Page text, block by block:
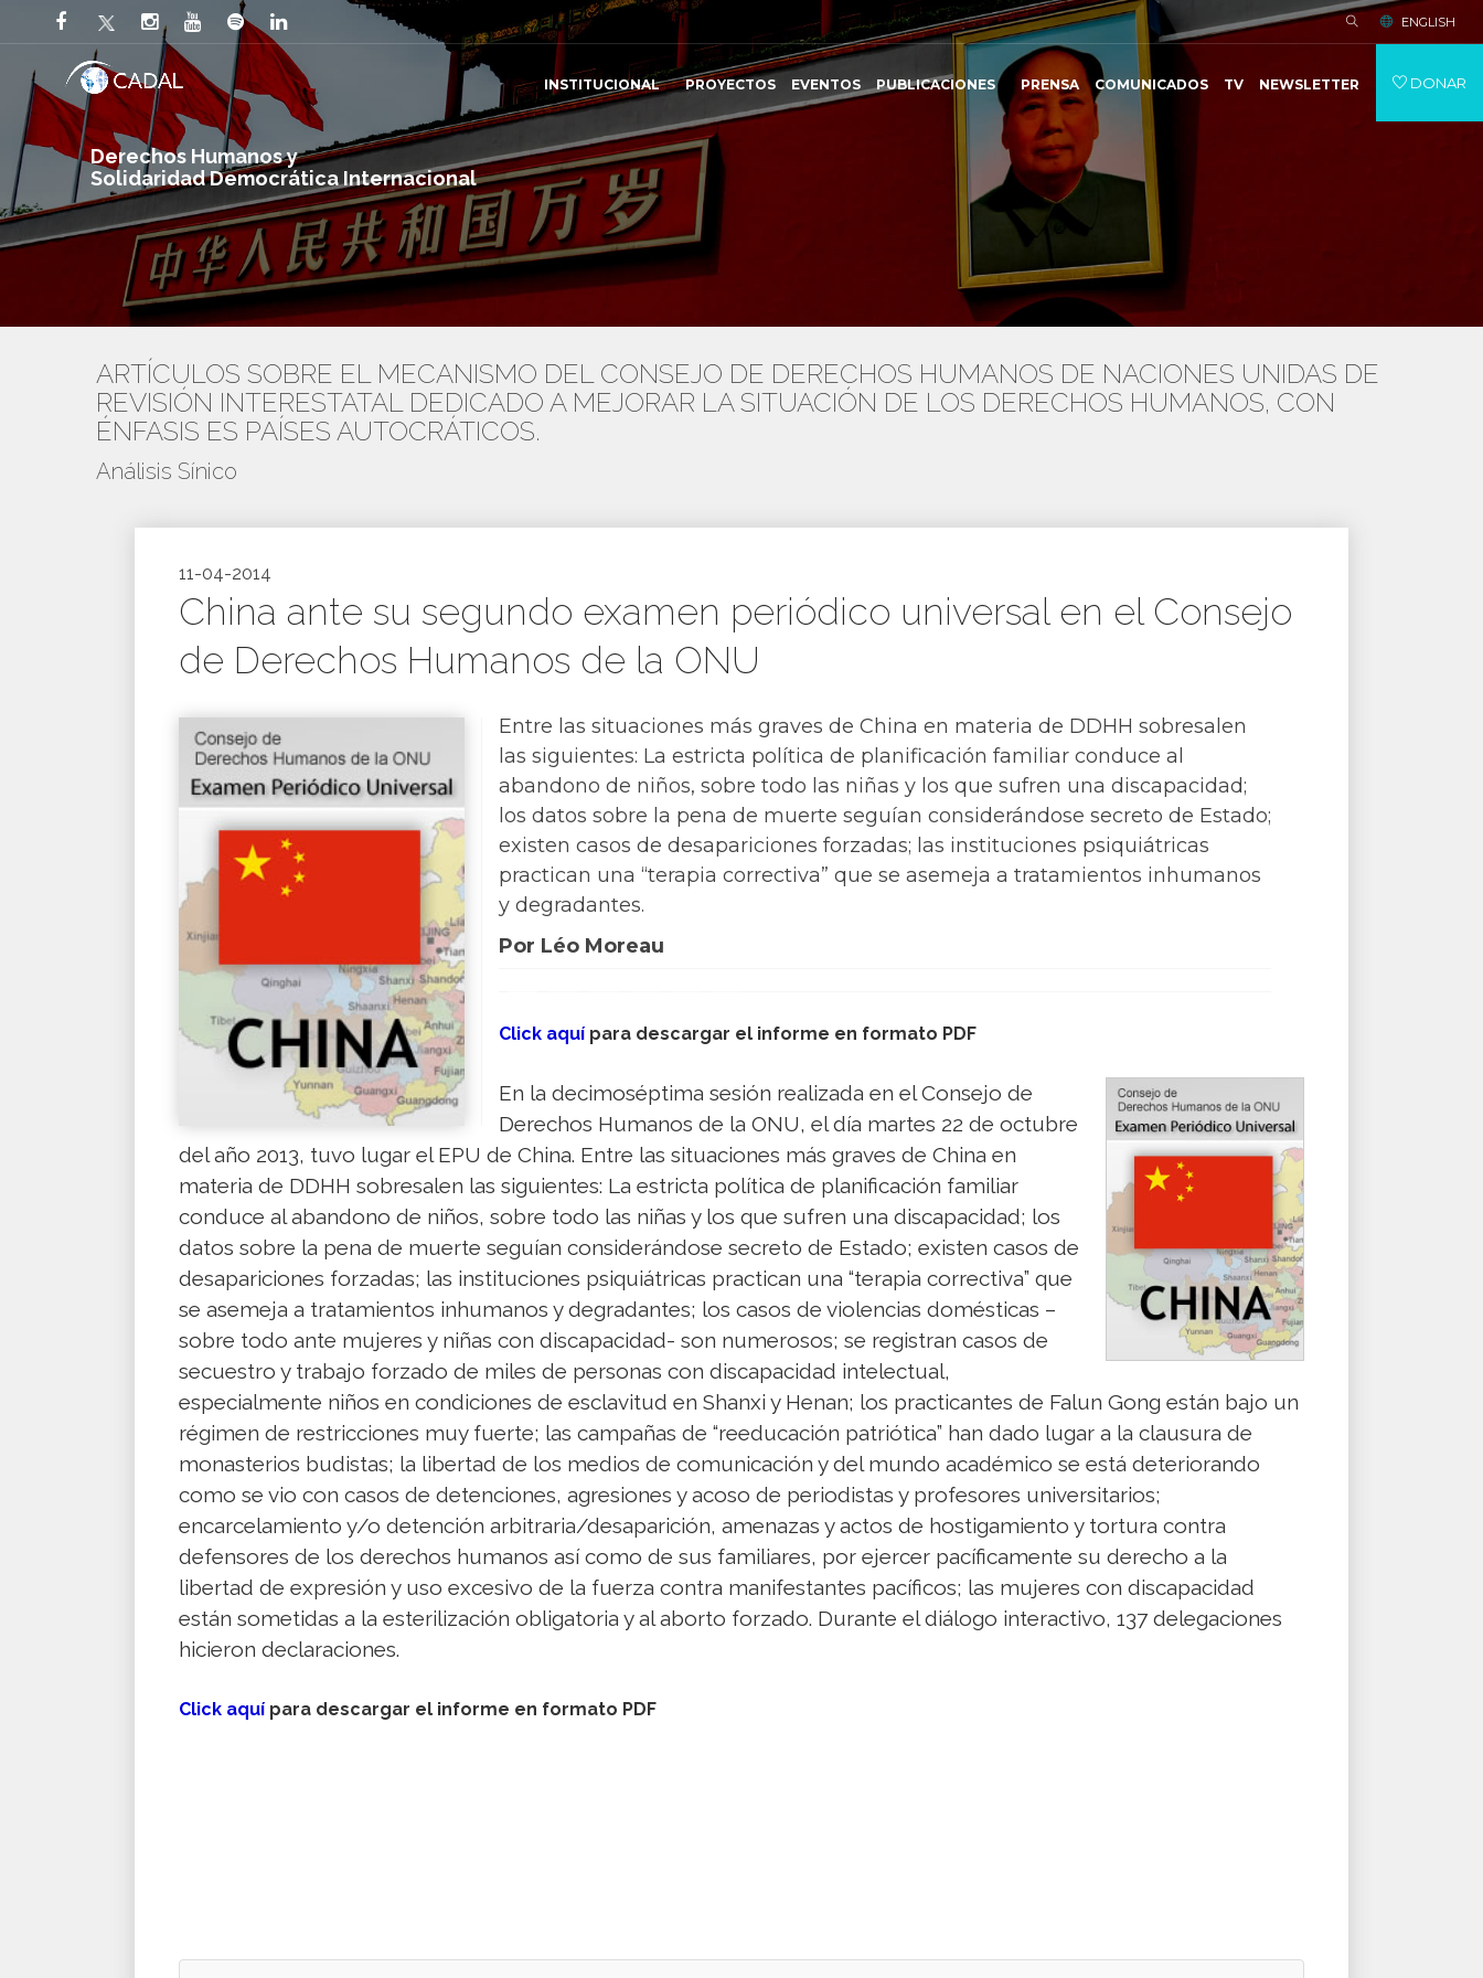
Derechos Humanos y
Solidaridad Democrática Internacional
ENGLISH
INSTITUCIONAL PROYECTOS EVENTOS PUBLICACIONES PRENSA COMUNICADOS TV NEWSLETTER DONAR
ARTÍCULOS SOBRE EL MECANISMO DEL CONSEJO DE DERECHOS HUMANOS DE NACIONES UNIDAS DE
REVISIÓN INTERESTATAL DEDICADO A MEJORAR LA SITUACIÓN DE LOS DERECHOS HUMANOS, CON
ÉNFASIS ES PAÍSES AUTOCRÁTICOS.
Análisis Sínico
11-04-2014
China ante su segundo examen periódico universal en el Consejo
de Derechos Humanos de la ONU
Entre las situaciones más graves de China en materia de DDHH sobresalen
las siguientes: La estricta política de planificación familiar conduce al
abandono de niños, sobre todo las niñas y los que sufren una discapacidad;
los datos sobre la pena de muerte seguían considerándose secreto de Estado;
existen casos de desapariciones forzadas; las instituciones psiquiátricas
practican una “terapia correctiva” que se asemeja a tratamientos inhumanos
y degradantes.
Por Léo Moreau
Click aquí para descargar el informe en formato PDF
En la decimoséptima sesión realizada en el Consejo de
Derechos Humanos de la ONU, el día martes 22 de octubre
del año 2013, tuvo lugar el EPU de China. Entre las situaciones más graves de China en
materia de DDHH sobresalen las siguientes: La estricta política de planificación familiar
conduce al abandono de niños, sobre todo las niñas y los que sufren una discapacidad; los
datos sobre la pena de muerte seguían considerándose secreto de Estado; existen casos de
desapariciones forzadas; las instituciones psiquiátricas practican una “terapia correctiva” que
se asemeja a tratamientos inhumanos y degradantes; los casos de violencias domésticas –
sobre todo ante mujeres y niñas con discapacidad- son numerosos; se registran casos de
secuestro y trabajo forzado de miles de personas con discapacidad intelectual,
especialmente niños en condiciones de esclavitud en Shanxi y Henan; los practicantes de Falun Gong están bajo un
régimen de restricciones muy fuerte; las campañas de “reeducación patriótica” han dado lugar a la clausura de
monasterios budistas; la libertad de los medios de comunicación y del mundo académico se está deteriorando
como se vio con casos de detenciones, agresiones y acoso de periodistas y profesores universitarios;
encarcelamiento y/o detención arbitraria/desaparición, amenazas y actos de hostigamiento y tortura contra
defensores de los derechos humanos así como de sus familiares, por ejercer pacíficamente su derecho a la
libertad de expresión y uso excesivo de la fuerza contra manifestantes pacíficos; las mujeres con discapacidad
están sometidas a la esterilización obligatoria y al aborto forzado. Durante el diálogo interactivo, 137 delegaciones
hicieron declaraciones.
Click aquí para descargar el informe en formato PDF